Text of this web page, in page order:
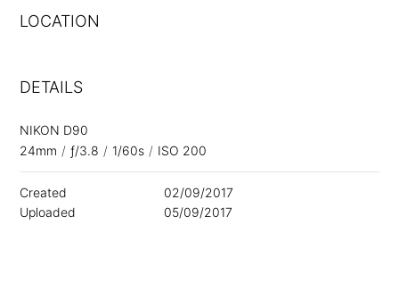
LOCATION
DETAILS
NIKON D90
24mm / ƒ/3.8 / 1/60s / ISO 200
Created
02/09/2017
Uploaded
05/09/2017